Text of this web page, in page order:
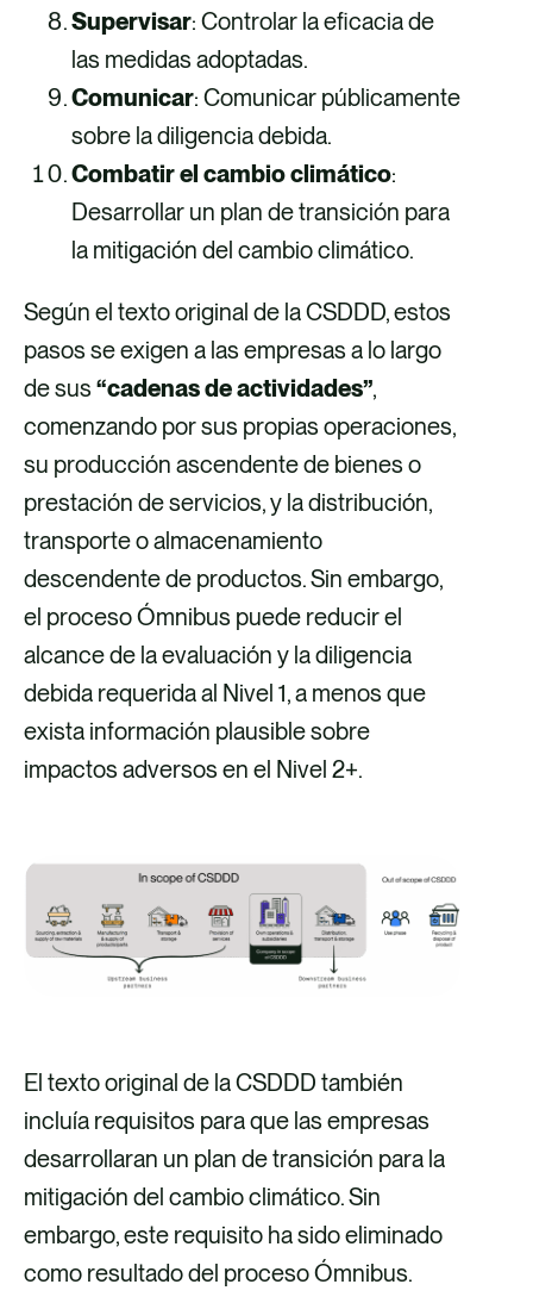
Supervisar: Controlar la eficacia de
las medidas adoptadas.
Comunicar: Comunicar públicamente
sobre la diligencia debida.
Combatir el cambio climático:
Desarrollar un plan de transición para
la mitigación del cambio climático.
Según el texto original de la CSDDD, estos
pasos se exigen a las empresas a lo largo
de sus “cadenas de actividades”,
comenzando por sus propias operaciones,
su producción ascendente de bienes o
prestación de servicios, y la distribución,
transporte o almacenamiento
descendente de productos. Sin embargo,
el proceso Ómnibus puede reducir el
alcance de la evaluación y la diligencia
debida requerida al Nivel 1, a menos que
exista información plausible sobre
impactos adversos en el Nivel 2+.
El texto original de la CSDDD también
incluía requisitos para que las empresas
desarrollaran un plan de transición para la
mitigación del cambio climático. Sin
embargo, este requisito ha sido eliminado
como resultado del proceso Ómnibus.